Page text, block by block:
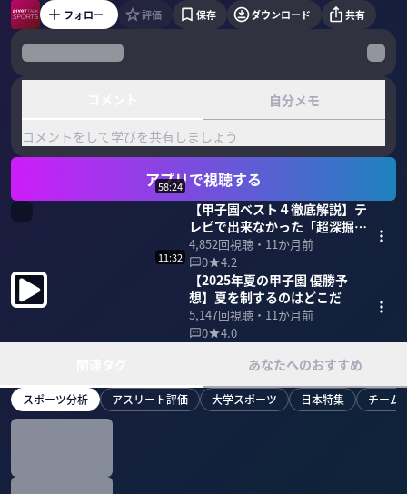
フォロー 評価 保存 ダウンロード 共有
自分メモ
コメントをして学びを共有しましょう
アプリで視聴する
58:24
【甲子園ベスト４徹底解説】テ
レビで出来なかった「超深掘り
解説」
4,852回視聴・ 11か月前
0
4.2
11:32
【2025年夏の甲子園 優勝予
想】夏を制するのはどこだ
5,147回視聴・ 11か月前
0
4.0
あなたへのおすすめ
スポーツ分析 アスリート評価 大学スポーツ 日本特集 チーム